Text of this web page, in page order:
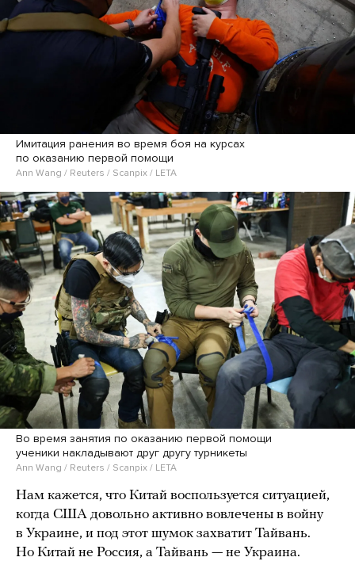
Имитация ранения во время боя на курсах
по оказанию первой помощи
Ann Wang / Reuters / Scanpix / LETA
Во время занятия по оказанию первой помощи
ученики накладывают друг другу турникеты
Ann Wang / Reuters / Scanpix / LETA
Нам кажется, что Китай воспользуется ситуацией,
когда США довольно активно вовлечены в войну
в Украине, и под этот шумок захватит Тайвань.
Но Китай не Россия, а Тайвань — не Украина.